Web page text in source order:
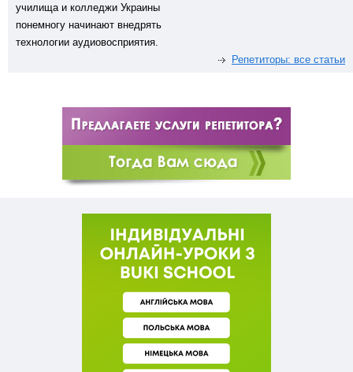
училища и колледжи Украины
понемногу начинают внедрять
технологии аудиовосприятия.
Репетиторы: все статьи